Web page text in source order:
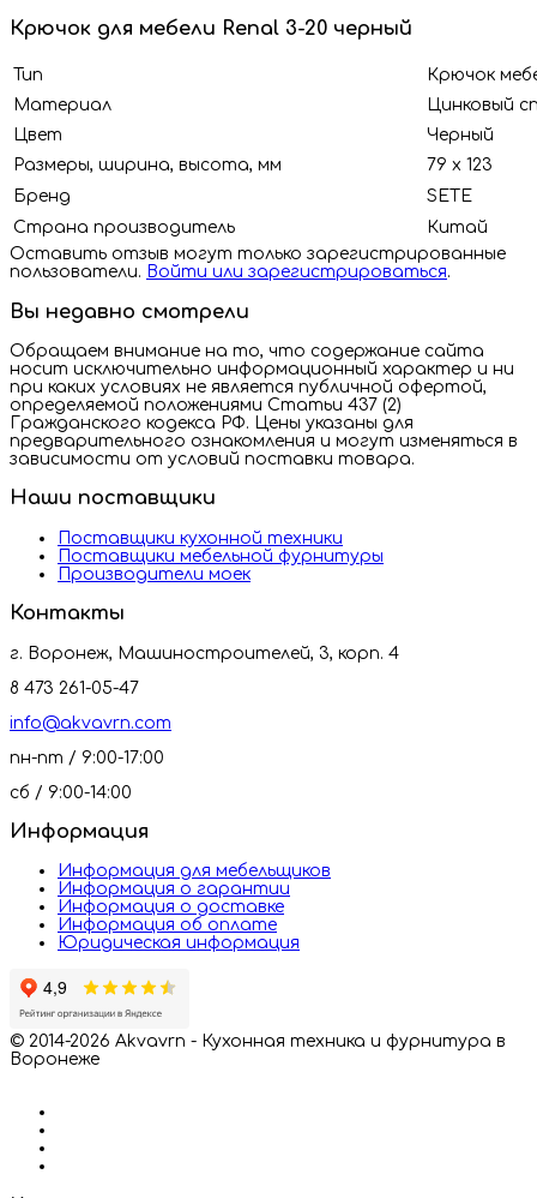
Крючок для мебели Renal 3-20 черный
Тип
Крючок
Материал
Цинковый
Цвет
Черный
Размеры, ширина, высота, мм
79 х 123
Бренд
SETE
Страна производитель
Китай
Оставить отзыв могут только зарегистрированные
пользователи. Войти или зарегистрироваться.
Вы недавно смотрели
Обращаем внимание на то, что содержание сайта
носит исключительно информационный характер и ни
при каких условиях не является публичной офертой,
определяемой положениями Статьи 437 (2)
Гражданского кодекса РФ. Цены указаны для
предварительного ознакомления и могут изменяться в
зависимости от условий поставки товара.
Наши поставщики
Поставщики кухонной техники
Поставщики мебельной фурнитуры
Производители моек
Контакты
г. Воронеж, Машиностроителей, 3, корп. 4
8 473 261-05-47
info@akvavrn.com
пн-пт / 9:00-17:00
сб / 9:00-14:00
Информация
Информация для мебельщиков
Информация о гарантии
Информация о доставке
Информация об оплате
Юридическая информация
© 2014-2026 Akvavrn - Кухонная техника и фурнитура в
Воронеже